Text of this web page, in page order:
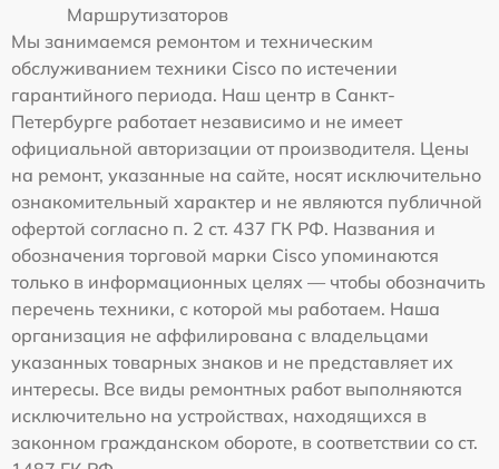
Маршрутизаторов
Мы занимаемся ремонтом и техническим
обслуживанием техники Cisco по истечении
гарантийного периода. Наш центр в Санкт-
Петербурге работает независимо и не имеет
официальной авторизации от производителя. Цены
на ремонт, указанные на сайте, носят исключительно
ознакомительный характер и не являются публичной
офертой согласно п. 2 ст. 437 ГК РФ. Названия и
обозначения торговой марки Cisco упоминаются
только в информационных целях — чтобы обозначить
перечень техники, с которой мы работаем. Наша
организация не аффилирована с владельцами
указанных товарных знаков и не представляет их
интересы. Все виды ремонтных работ выполняются
исключительно на устройствах, находящихся в
законном гражданском обороте, в соответствии со ст.